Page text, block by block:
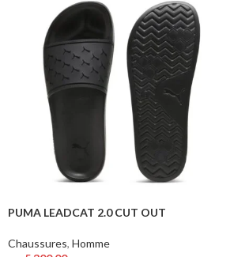
PUMA LEADCAT 2.0 CUT OUT
Chaussures, Homme